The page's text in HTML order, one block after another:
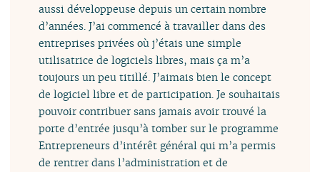
aussi développeuse depuis un certain nombre
d’années. J’ai commencé à travailler dans des
entreprises privées où j’étais une simple
utilisatrice de logiciels libres, mais ça m’a
toujours un peu titillé. J’aimais bien le concept
de logiciel libre et de participation. Je souhaitais
pouvoir contribuer sans jamais avoir trouvé la
porte d’entrée jusqu’à tomber sur le programme
Entrepreneurs d’intérêt général qui m’a permis
de rentrer dans l’administration et de